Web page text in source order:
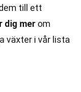
till ett
dig mer om
växter i vår lista